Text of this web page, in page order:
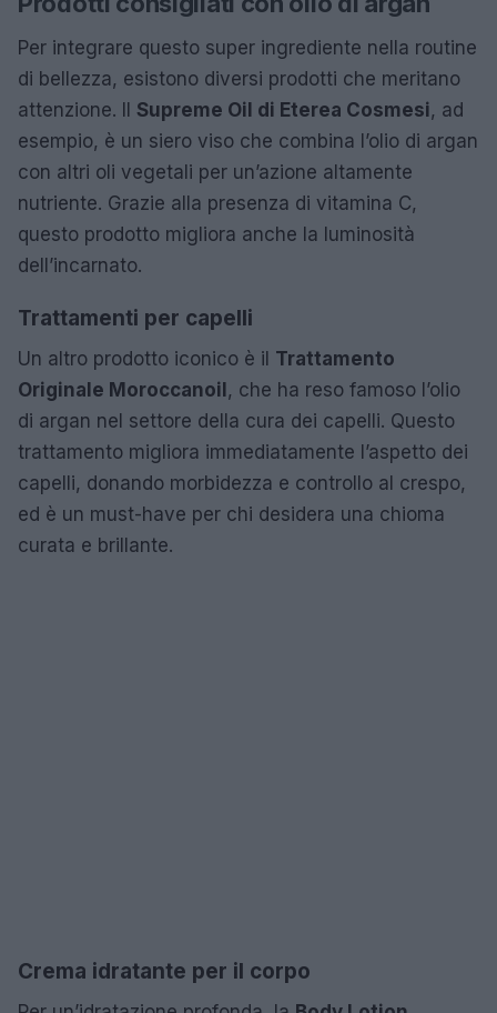
Per integrare questo super ingrediente nella routine
di bellezza, esistono diversi prodotti che meritano
attenzione. Il Supreme Oil di Eterea Cosmesi, ad
esempio, è un siero viso che combina l’olio di argan
con altri oli vegetali per un’azione altamente
nutriente. Grazie alla presenza di vitamina C,
questo prodotto migliora anche la luminosità
dell’incarnato.
Trattamenti per capelli
Un altro prodotto iconico è il Trattamento
Originale Moroccanoil, che ha reso famoso l’olio
di argan nel settore della cura dei capelli. Questo
trattamento migliora immediatamente l’aspetto dei
capelli, donando morbidezza e controllo al crespo,
ed è un must-have per chi desidera una chioma
curata e brillante.
Crema idratante per il corpo